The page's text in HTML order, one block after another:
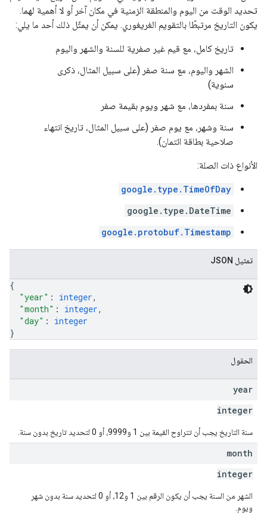
تحديد الوقت من اليوم والمنطقة الزمنية في مكان آخر أو لا أهمية لهما.
يكون التاريخ مرتبطًا بالتقويم الغريغوري. يمكن أن يمثّل ذلك أحد ما يلي:
تاريخ كامل، مع قيم غير صفرية للسنة والشهر واليوم
الشهر واليوم، مع سنة صفر (على سبيل المثال، ذكرى
سنوية)
سنة بمفردها، مع شهر ويوم بقيمة صفر
سنة وشهر، مع يوم صفر (على سبيل المثال، تاريخ انتهاء
صلاحية بطاقة ائتمان).
الأنواع ذات الصلة:
google.type.TimeOfDay
google.type.DateTime
google.protobuf.Timestamp
تمثيل JSON
{
"year" : integer,
"month" : integer,
"day" : integer
}
الحقول
year
integer
سنة التاريخ يجب أن تتراوح القيمة بين 1 و9999، أو 0 لتحديد تاريخ بدون سنة.
month
integer
الشهر من السنة يجب أن يكون الرقم بين 1 و12، أو 0 لتحديد سنة بدون شهر
ويوم.